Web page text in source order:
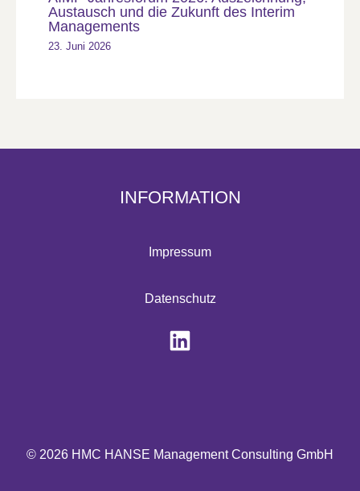
Austausch und die Zukunft des Interim
Managements
23. Juni 2026
INFORMATION
Impressum
Datenschutz
© 2026 HMC HANSE Management Consulting GmbH